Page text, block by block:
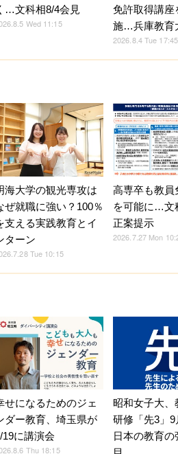
…文科相8/4会見
Wed 11:15
免許取得講座
施…兵庫教育
2026.8.4 Tue 17:45
海大学の観光専攻は
ぜ就職に強い？100％
支える実践教育とイ
ターン
Tue 10:15
高専卒も教員
を可能に…文
正案提示
2026.7.27 Mon
せになるためのジェ
ダー教育、埼玉県が
19に講演会
Thu 18:15
昭和女子大、
研修「先3」
日本の教育の